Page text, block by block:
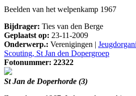
Beelden van het welpenkamp 1967
Bijdrager: Ties van den Berge
Geplaatst op: 23-11-2009
Onderwerp.: Verenigingen |
Scouting, St Jan den Dopergroep
Fotonummer: 22322
St Jan de Doperhorde (3)